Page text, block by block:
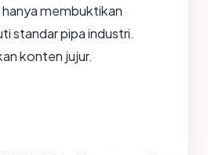
membuktikan
standar pipa industri.
konten jujur.